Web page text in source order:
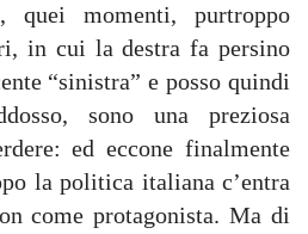
quei momenti, purtroppo
in cui la destra fa persino
“sinistra” e posso quindi
sono una preziosa
ed eccone finalmente
la politica italiana c’entra
come protagonista. Ma di